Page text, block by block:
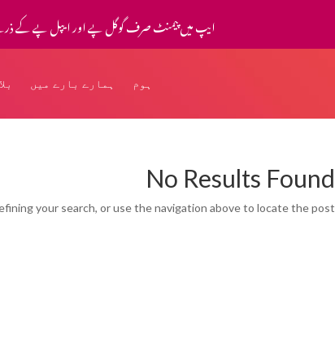
ایپ میں پیمنٹ صرف گوگل پے اور ایپل پے کے
ہوم ہمارے بارے میں
No Results Found
your search, or use the navigation above to locate the post.